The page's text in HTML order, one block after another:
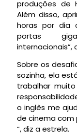
produções de
Além disso,
horas por dia
portas
internacionais”,
Sobre os
sozinha, ela
trabalhar
o inglês me
de cinema com
“, diz a estrela.